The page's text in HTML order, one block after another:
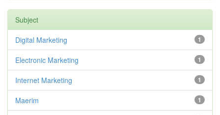
Subject
1
Digital Marketing
1
Electronic Marketing
1
Internet Marketing
1
Maerim